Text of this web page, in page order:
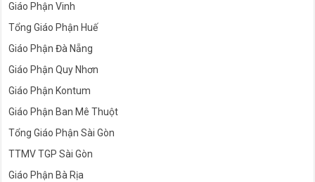
Giáo Phận Vinh
Tổng Giáo Phận Huế
Giáo Phận Đà Nẵng
Giáo Phận Quy Nhơn
Giáo Phận Kontum
Giáo Phận Ban Mê Thuột
Tổng Giáo Phận Sài Gòn
TTMV TGP Sài Gòn
Giáo Phận Bà Rịa